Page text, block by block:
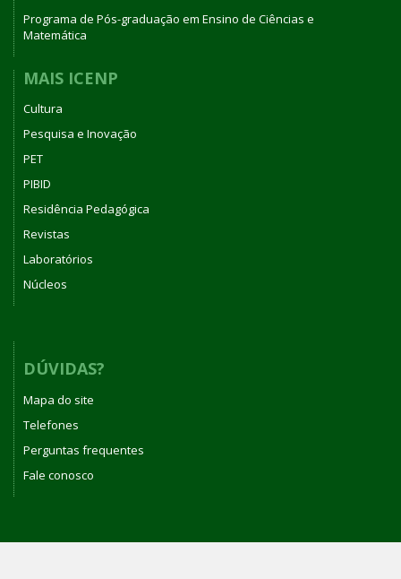
Programa de Pós-graduação em Ensino de Ciências e
Matemática
MAIS ICENP
Cultura
Pesquisa e Inovação
PET
PIBID
Residência Pedagógica
Revistas
Laboratórios
Núcleos
DÚVIDAS?
Mapa do site
Telefones
Perguntas frequentes
Fale conosco